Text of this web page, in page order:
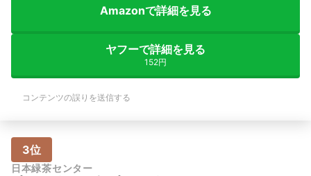
Amazonで詳細を見る
ヤフーで詳細を見る
152円
コンテンツの誤りを送信する
3位
日本緑茶センター